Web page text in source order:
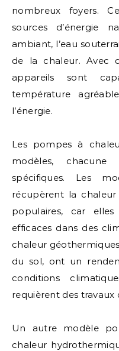
nombreux foyers.
sources d’énergie
ambiant, l’eau
de la chaleur. Avec
appareils sont
température
l’énergie.
Les pompes à
modèles,
spécifiques. Les
récupèrent la
populaires, car
efficaces dans des
chaleur
du sol, ont un
conditions
requièrent des travaux
Un autre modèle
chaleur